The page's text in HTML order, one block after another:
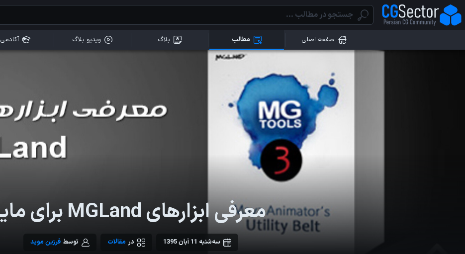
صفحه اصلی مطالب بلاگ ویدیو بلاگ آکادمی
معرفی ابزارهای MGLand برای مایا
سه‌شنبه 11 آبان 1395 در مقالات توسط فرزین موید